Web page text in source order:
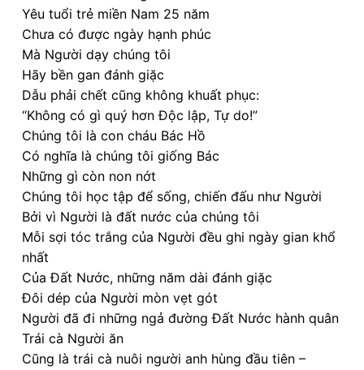
Yêu tuổi trẻ miền Nam 25 năm
Chưa có được ngày hạnh phúc
Mà Người dạy chúng tôi
Hãy bền gan đánh giặc
Dẫu phải chết cũng không khuất phục:
“Không có gì quý hơn Độc lập, Tự do!”
Chúng tôi là con cháu Bác Hồ
Có nghĩa là chúng tôi giống Bác
Những gì còn non nớt
Chúng tôi học tập để sống, chiến đấu như Người
Bởi vì Người là đất nước của chúng tôi
Mỗi sợi tóc trắng của Người đều ghi ngày gian khổ
nhất
Của Đất Nước, những năm dài đánh giặc
Đôi dép của Người mòn vẹt gót
Người đã đi những ngả đường Đất Nước hành quân
Trái cà Người ăn
Cũng là trái cà nuôi người anh hùng đầu tiên –